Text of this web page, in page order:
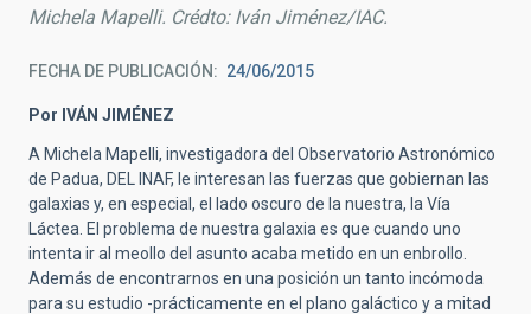
Michela Mapelli. Crédto: Iván Jiménez/IAC.
FECHA DE PUBLICACIÓN 24/06/2015
Por IVÁN JIMÉNEZ
A Michela Mapelli, investigadora del Observatorio Astronómico
de Padua, DEL INAF, le interesan las fuerzas que gobiernan las
galaxias y, en especial, el lado oscuro de la nuestra, la Vía
Láctea. El problema de nuestra galaxia es que cuando uno
intenta ir al meollo del asunto acaba metido en un enbrollo.
Además de encontrarnos en una posición un tanto incómoda
para su estudio -prácticamente en el plano galáctico y a mitad